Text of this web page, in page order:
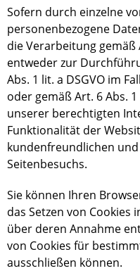
Sofern durch einzelne
personenbezogene
die Verarbeitung gemäß
entweder zur
Abs. 1 lit. a DSGVO im
oder gemäß Art. 6 Abs.
unserer berechtigten
Funktionalität der
kundenfreundlichen
Seitenbesuchs.
Sie können Ihren
das Setzen von
über deren Annahme
von Cookies für
ausschließen können.